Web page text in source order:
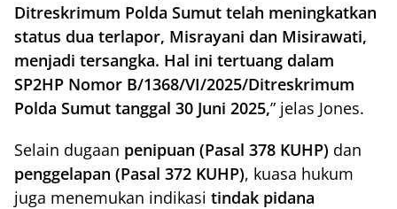
Ditreskrimum Polda Sumut telah meningkatkan
status dua terlapor, Misrayani dan Misirawati,
menjadi tersangka. Hal ini tertuang dalam
SP2HP Nomor B/1368/VI/2025/Ditreskrimum
Polda Sumut tanggal 30 Juni 2025,” jelas Jones.
Selain dugaan penipuan (Pasal 378 KUHP) dan
penggelapan (Pasal 372 KUHP), kuasa hukum
juga menemukan indikasi tindak pidana